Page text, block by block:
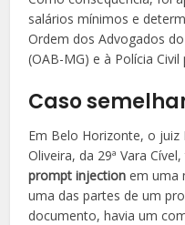
salários mínimos e
Ordem dos Advogados
(OAB-MG) e à Polícia
Caso
Em Belo Horizonte, o juiz
Oliveira, da 29ª Vara
prompt injection em uma
uma das partes de um
documento, havia um